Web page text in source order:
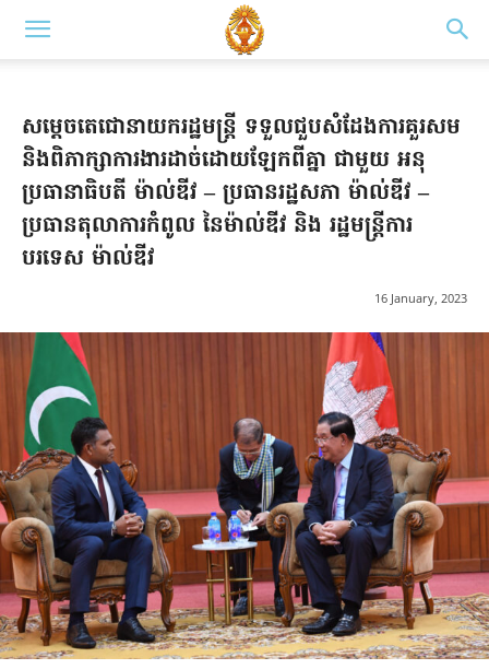
សម្តេចតេជោនាយករដ្ឋមន្រ្តី ទទួលជួបសំដែងការគួរសម
និងពិភាក្សាការងារដាច់ដោយឡែកពីគ្នា ជាមួយ អនុ
ប្រធានាធិបតី ម៉ាល់ឌីវ – ប្រធានរដ្ឋសភា ម៉ាល់ឌីវ –
ប្រធានតុលាការកំពូល នៃម៉ាល់ឌីវ និង រដ្ឋមន្រ្តីការ
បរទេស ម៉ាល់ឌីវ
16 January, 2023